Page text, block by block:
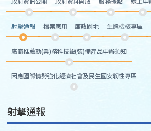
射擊通報 檔案應用 廉政園地 生態檢核專區
廠商推薦勤(業)務科技設(裝)備產品申辦須知
因應國際情勢強化經濟社會及民生國安韌性專區
射擊通報